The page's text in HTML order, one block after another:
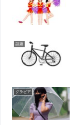
話題
グラビア